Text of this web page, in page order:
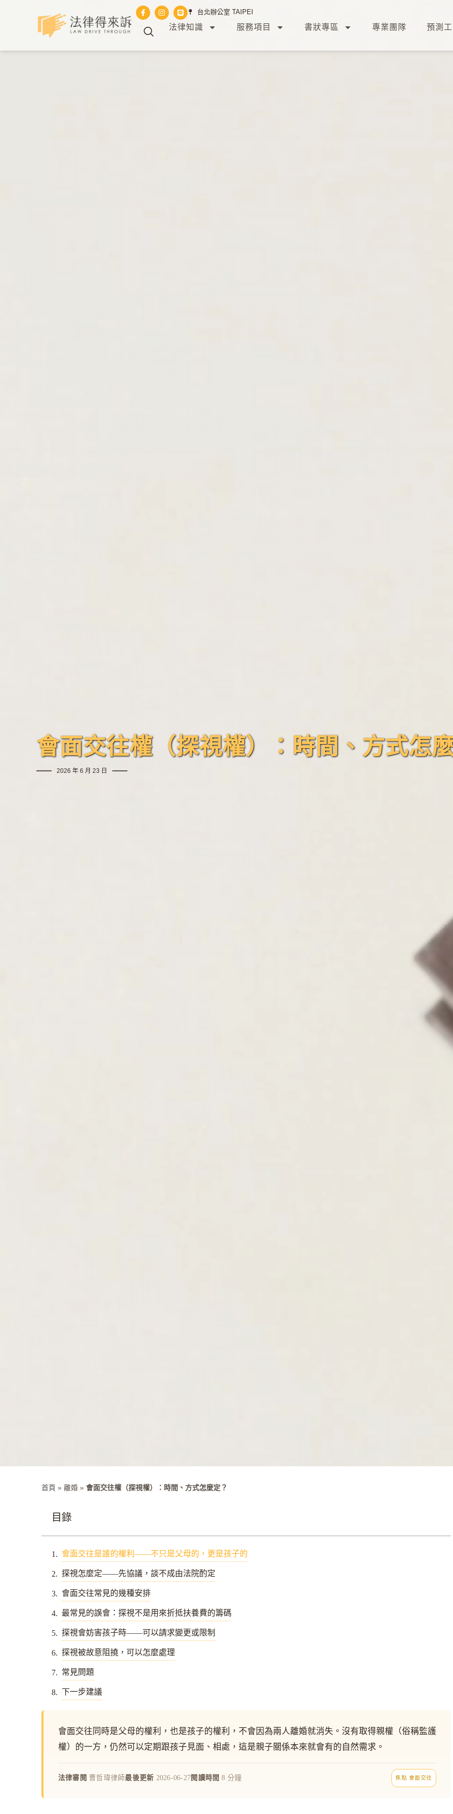
台北辦公室 TAIPEI
法律知識 服務項目 書狀專區 專業團隊 預測
會面交往權（探視權）：時間、方式怎
2026 年 6 月 23 日
首頁 » 離婚 » 會面交往權（探視權）：時間、方式怎麼定？
目錄
會面交往是誰的權利——不只是父母的，更是孩子的
探視怎麼定——先協議，談不成由法院酌定
會面交往常見的幾種安排
最常見的誤會：探視不是用來折抵扶養費的籌碼
探視會妨害孩子時——可以請求變更或限制
探視被故意阻撓，可以怎麼處理
常見問題
下一步建議
會面交往同時是父母的權利，也是孩子的權利，不會因為兩人離婚就消失。沒有取得親權（俗稱監護
權）的一方，仍然可以定期跟孩子見面、相處，這是親子關係本來就會有的自然需求。
法律審閱 曹哲瑋律師最後更新 2026-06-27閱讀時間 8 分鐘 焦點 會面交往